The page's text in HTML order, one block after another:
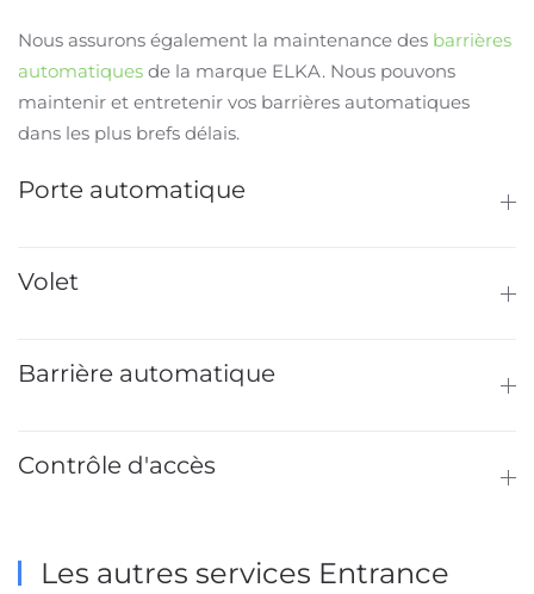
Nous assurons également la maintenance des barrières
automatiques de la marque ELKA. Nous pouvons
maintenir et entretenir vos barrières automatiques
dans les plus brefs délais.
Porte automatique
Volet
Barrière automatique
Contrôle d'accès
Les autres services Entrance